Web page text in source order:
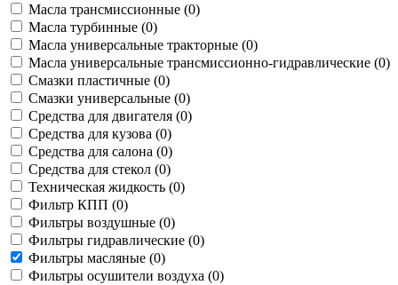
Масла трансмиссионные (0)
Масла турбинные (0)
Масла универсальные тракторные (0)
Масла универсальные трансмиссионно-гидравлические (0)
Смазки пластичные (0)
Смазки универсальные (0)
Средства для двигателя (0)
Средства для кузова (0)
Средства для салона (0)
Средства для стекол (0)
Техническая жидкость (0)
Фильтр КПП (0)
Фильтры воздушные (0)
Фильтры гидравлические (0)
Фильтры масляные (0)
Фильтры осушители воздуха (0)